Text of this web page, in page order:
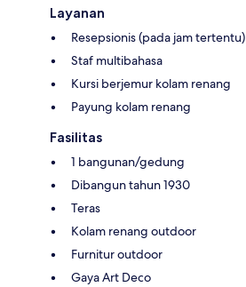
Layanan
Resepsionis (pada jam tertentu)
Staf multibahasa
Kursi berjemur kolam renang
Payung kolam renang
Fasilitas
1 bangunan/gedung
Dibangun tahun 1930
Teras
Kolam renang outdoor
Furnitur outdoor
Gaya Art Deco